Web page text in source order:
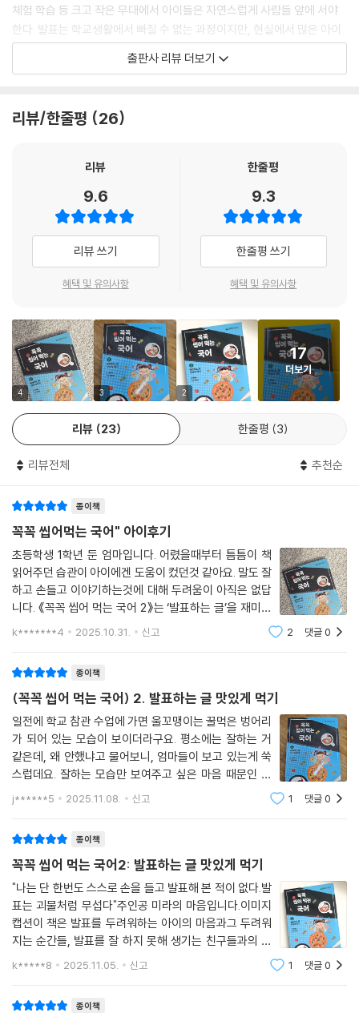
체험 학습 등 크고 작은 무대에서 아이들은 자연스럽게 사람들 앞에 서야
한다. 발표는 학교생활에서 빠질 수 없는 과정이지만, 현실에서 많은 아이
들이 발표를 앞두고 주저한다. 실제로 발표를 피하려고 수업 시간에 선생
님의 시선을 피하거나, 목소리를 최대한 작게 내기도 한다. 이처럼 발표의
내 아이들의 마음을 공감하며, 주인공 ‘미라’가 발표의 두려움을 어떻게 극
천법을 통해 발표 자신감을 얻을 수 있을 것이다.
발표가 두려운 어린이, 자신 있게 맞서라!
발표왕에 도전하는 미라 프로젝트
발표는 아이들이 학교생활에서 가장 두려워하는 활동 중 하나다. 발표 자
신감을 키우기 위한 스피치 학원이 여전히 성행하는 것도 그 때문이다. 베
위축되는 아이들의 현실을 이야기로 생생하게 담아냈다.
주인공 ‘미라’는 발표만 하면 눈앞이 캄캄해지고, 아랫배가 아프며, 다리가
후들거리고 목소리가 작아지는 평범한 아이다. 게다가 전학생 동호, 짓궂
은 선지와 얽히며 상황은 더 힘들어진다. 그러나 오빠의 도움을 받아 발표
문을 간결하게 다듬고, 바른 태도를 연습하면서 조금씩 자신감을 회복한
다. 가족의 응원과 친구 소라의 지지 속에 마침내 미라는 ‘발표왕’에 도전할
용기를 얻게 된다. 아이들은 주인공 미라의 발표에 대한 두려움에 공감하
발표는 두려움이 아닌, 생각을 정리하고 표현하며 자신감을 키우는 성장의
자들에게 실질적인 용기를 전하고, 부모와 교사에게는 아이들의 마음을 이
해할 수 있는 통찰을 제공한다. 박현숙 작가 특유의 따뜻하고 유쾌한 전개
는 독자들에게 웃음과 공감을 선사하며, 발표가 즐겁고 값진 경험이 될 수
있음을 알려준다.
발표력과 문해력, 동시에 끌어올리는 학습 자료 수록!
시키고 문해력을 확장할 수 있는 다양한 학습 자료가 담겨 있다. 이야기를
한 점이 이 책의 가장 큰 장점이다.
발표 준비를 돕는 핵심 노트와 궁금증을 풀어 주는 ‘질문 있어요’ 코너, 직
접 발표문을 작성해 보는 예시문 활동은 발표가 두려운 아이들에게 실질적
인 도움을 준다. 가정과 학교에서 활용할 수 있는 토론 활동과 독후 활동지
는 문해력 확장의 발판이 된다.
아이들이 배운 내용을 정리하고 타인과 의견을 나누는 과정은 사고력과 표
말할 수 있는 힘, 발표 자신감을 키우는 데에도 효과적이다. 『발표하는 글
맛있게 먹기』는 발표 앞에서 주저하는 아이들에게 실질적인 연습과 용기
를 제공하여 발표력과 문해력을 동시에 끌어올린다.
출판사 리뷰 더보기
리뷰/한줄평 26
리뷰
9.6
리뷰 쓰기
혜택 및 유의사항
한줄평
9.3
한줄평 쓰기
혜택 및 유의사항
4 3 2
17
더보기
리뷰 23 한줄평 3
리뷰전체 추천순
종이책
꼭꼭 씹어먹는 국어" 아이후기
초등학생 1학년 둔 엄마입니다. 어렸을때부터 틈틈이 책
읽어주던 습관이 아이에겐 도움이 컸던것 같아요. 말도 잘
하고 손들고 이야기하는것에 대해 두려움이 아직은 없답
니다. 《꼭꼭 씹어 먹는 국어 2》는 ‘발표하는 글’을 재미있
게 배울 수 있는 책이에요. 딱딱하게 느껴질 수 있는 국어
k*******4 2025.10.31. 신고 2 댓글0
종이책
(꼭꼭 씹어 먹는 국어) 2. 발표하는 글 맛있게 먹기
일전에 학교 참관 수업에 가면 울꼬맹이는 꿀먹은 벙어리
가 되어 있는 모습이 보이더라구요. 평소에는 잘하는 거
같은데, 왜 안했냐고 물어보니, 엄마들이 보고 있는게 쑥
스럽데요. 잘하는 모습만 보여주고 싶은 마음 때문인 것
같기도 했지요.이렇게 현실에서 발표를 앞두고 주저하는
아이들이 있지요. 실제로 발표를 피하려고 수업 시간에 선
j******5 2025.11.08. 신고 1 댓글0
종이책
꼭꼭 씹어 먹는 국어2: 발표하는 글 맛있게 먹기
"나는 단 한번도 스스로 손을 들고 발표해 본 적이 없다.발
표는 괴물처럼 무섭다"주인공 미라의 마음입니다.이미지
캡션이 책은 발표를 두려워하는 아이의 마음과그 두려워
지는 순간들, 발표를 잘 하지 못해 생기는 친구들과의 관
계들까지 흥미있게 이야기로 풀어내고 있어요평소에는
k*****8 2025.11.05. 신고 1 댓글0
종이책